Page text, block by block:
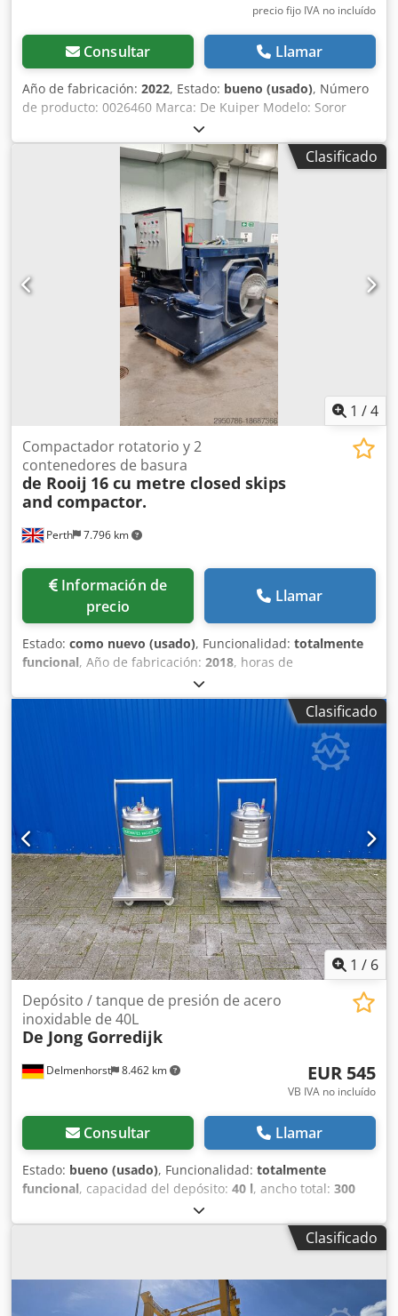
precio fijo IVA no incluído
Consultar Llamar
Año de fabricación: 2022, Estado: bueno (usado), Número
de producto: 0026460 Marca: De Kuiper Modelo: Soror
Categoría del producto: Freidoras Longitud: 2700 mm
Anchura: 920 mm Altura: 1800 mm Tensión de conexión
(V): 400 Potencia (W): 47150 Djdpfx Aajzbmpte Eock Año de
fabricación: 2022 Equipado con sistema de filtrado de
grasa. Incluye 3 cubas (1x ORE440 y 2x ORE540) y bandeja
Clasificado
1 /4
Perth 7.796 km
Compactador rotatorio y 2
contenedores de basura
de Rooij 16 cu metre closed skips
and compactor.
Información de
precio
Llamar
Estado: como nuevo (usado), Funcionalidad: totalmente
funcional, Año de fabricación: 2018, horas de
, número de máquina/vehículo:
/ P1551, Compactador de tornillo y dos unidades de
contenedores cerrados de 16 m3, todos fabricados según
las más altas especificaciones por De Rooij en los Países
Bajos. Todos los equipos se han utilizado dentro de una
unidad de trituración de seguridad desde que eran
nuevos. Se desmanteló en 2023 y solo se han utilizado 74
horas desde que eran nuevos. Este equipo ha sido
utilizado por un banco para triturar dinero en efectivo y
residuos confidenciales, y siempre se ha ubicado dentro
de un edificio seguro. Todo en excelentes condiciones y
perfecto funcionamiento. Dcedpfxsv Ilphe Aa Ejk
Clasificado
1 / 6
Delmenhorst 8.462 km
Depósito / tanque de presión de acero
inoxidable de 40L
De Jong Gorredijk
EUR 545
VB IVA no incluído
Consultar Llamar
Estado: bueno (usado), Funcionalidad: totalmente
funcional, capacidad del depósito: 40 l, ancho total: 300
, material de la pared:
inoxidable, presión de funcionamiento:5 bar,
, Depósito de presión de acero
Número de artículo: 10624 Última aplicación: Industria
farmacéutica Volumen: 40 L Tipo: Vertical sobre carro con
Clasificado